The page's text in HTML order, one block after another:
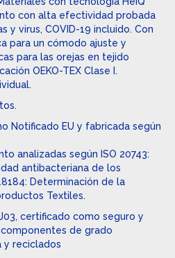
con alta efectividad probada
y virus, COVID-19 incluido. Con
para un cómodo ajuste y
para las orejas en tejido
OEKO-TEX Clase I.
Notificado EU y fabricada según
analizadas según ISO 20743:
antibacteriana de los
Determinación de la
Textiles.
certificado como seguro y
de grado
y reciclados